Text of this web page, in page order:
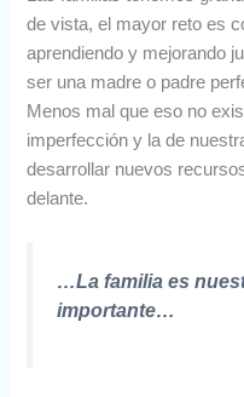
de vista, el mayor reto es
aprendiendo y mejorando
ser una madre o padre
Menos mal que eso no
imperfección y la de
desarrollar nuevos
delante.
…La familia es
importante…